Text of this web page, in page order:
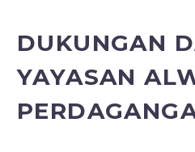
DUKUNGAN
YAYASAN